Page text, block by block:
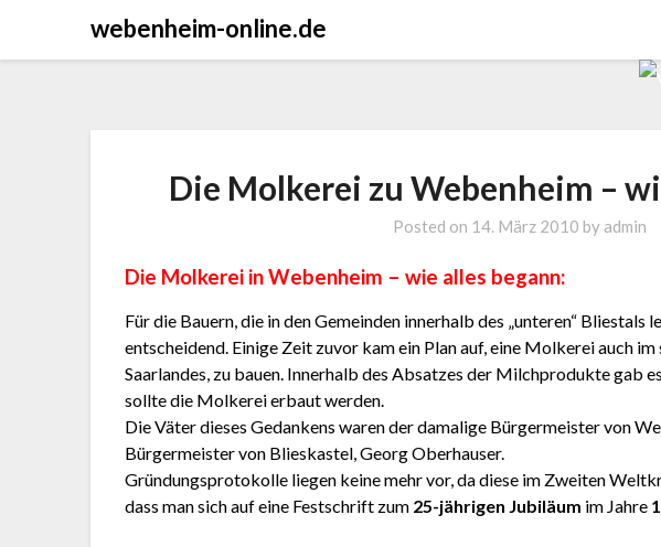
webenheim-online.de
Die Molkerei zu Webenheim –
Posted on 14. März 2010 by admin
Die Molkerei in Webenheim – wie alles begann:
Für die Bauern, die in den Gemeinden innerhalb des „unteren“
entscheidend. Einige Zeit zuvor kam ein Plan auf, eine Molkerei auch
Saarlandes, zu bauen. Innerhalb des Absatzes der Milchprodukte gab
sollte die Molkerei erbaut werden.
Die Väter dieses Gedankens waren der damalige Bürgermeister von
Bürgermeister von Blieskastel, Georg Oberhauser.
Gründungsprotokolle liegen keine mehr vor, da diese im Zweiten
dass man sich auf eine Festschrift zum 25-jährigen Jubiläum im Jahre